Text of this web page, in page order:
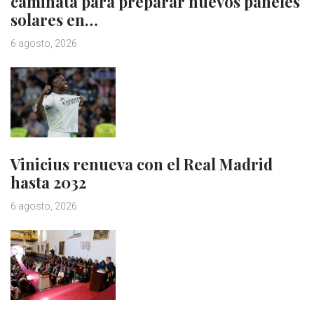
solares en…
6 agosto, 2026
Vinicius renueva con el Real Madrid
hasta 2032
6 agosto, 2026